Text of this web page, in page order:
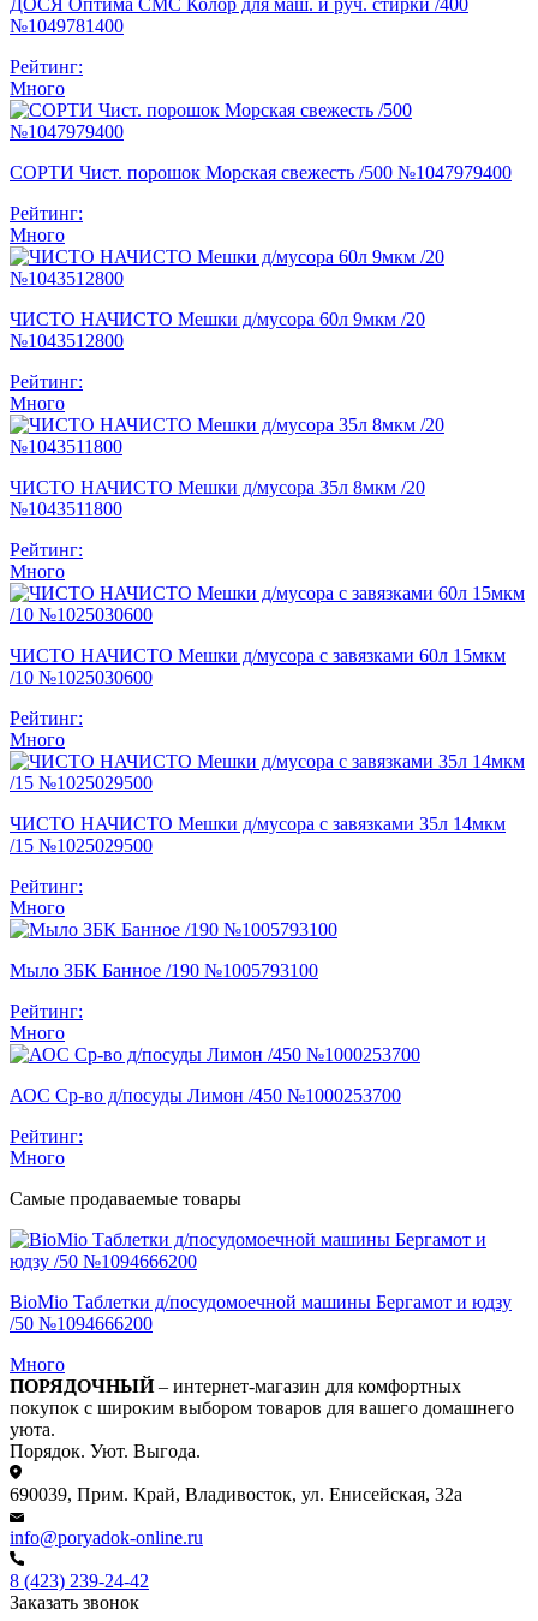
ДОСЯ Оптима СМС Колор для маш. и руч. стирки /400
№1049781400
Рейтинг:
Много
СОРТИ Чист. порошок Морская свежесть /500 №1047979400
Рейтинг:
Много
ЧИСТО НАЧИСТО Мешки д/мусора 60л 9мкм /20
№1043512800
Рейтинг:
Много
ЧИСТО НАЧИСТО Мешки д/мусора 35л 8мкм /20
№1043511800
Рейтинг:
Много
ЧИСТО НАЧИСТО Мешки д/мусора с завязками 60л 15мкм
/10 №1025030600
Рейтинг:
Много
ЧИСТО НАЧИСТО Мешки д/мусора с завязками 35л 14мкм
/15 №1025029500
Рейтинг:
Много
Мыло ЗБК Банное /190 №1005793100
Рейтинг:
Много
АОС Ср-во д/посуды Лимон /450 №1000253700
Рейтинг:
Много
Самые продаваемые товары
BioMio Таблетки д/посудомоечной машины Бергамот и юдзу
/50 №1094666200
Много
ПОРЯДОЧНЫЙ– интернет-магазин для комфортных
покупок с широким выбором товаров для вашего домашнего
уюта.
Порядок. Уют. Выгода.
690039, Прим. Край, Владивосток, ул. Енисейская, 32а
info@poryadok-online.ru
8 (423) 239-24-42
Заказать звонок